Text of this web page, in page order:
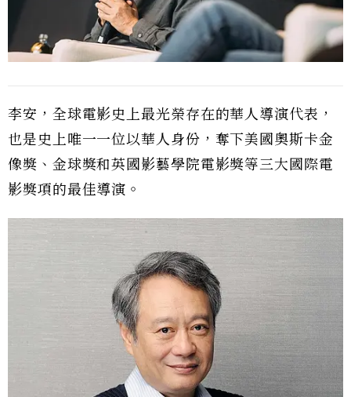
李安，全球電影史上最光榮存在的華人導演代表，
也是史上唯一一位以華人身份，奪下美國奧斯卡金
像獎、金球獎和英國影藝學院電影獎等三大國際電
影獎項的最佳導演。